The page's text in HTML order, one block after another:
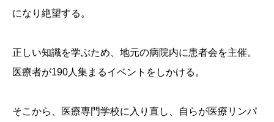
になり絶望する。
正しい知識を学ぶため、地元の病院内に患者会を主催。
医療者が190人集まるイベントをしかける。
そこから、医療専門学校に入り直し、自らが医療リンパ